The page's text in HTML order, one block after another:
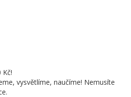
Kč!
vysvětlíme, naučíme! Nemusíte